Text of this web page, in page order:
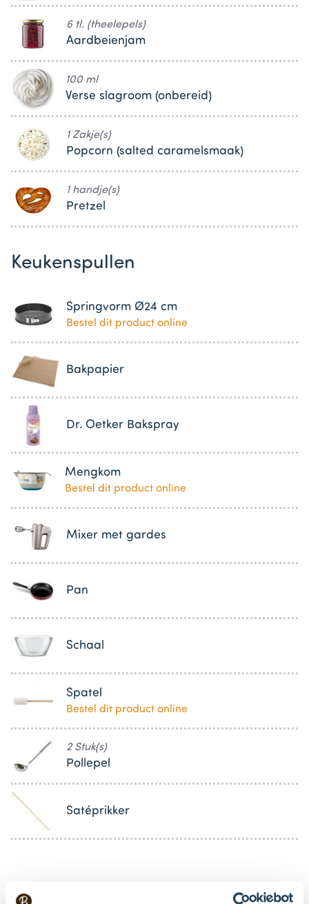
6 tl. (theelepels)
Aardbeienjam
100 ml
Verse slagroom (onbereid)
1 Zakje(s)
Popcorn (salted caramelsmaak)
1 handje(s)
Pretzel
Keukenspullen
Springvorm Ø24 cm
Bestel dit product online
Bakpapier
Dr. Oetker Bakspray
Mengkom
Bestel dit product online
Mixer met gardes
Pan
Schaal
Spatel
Bestel dit product online
2 Stuk(s)
Pollepel
Satéprikker
Bestel gemakkelijk en snel je bakproducten